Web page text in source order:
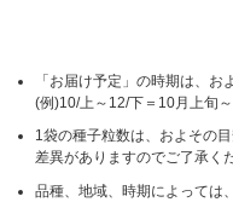
「お届け予定」の時期は、お
(例)10/上～12/下＝10月上旬
1袋の種子粒数は、およその
差異がありますのでご了承く
品種、地域、時期によっては